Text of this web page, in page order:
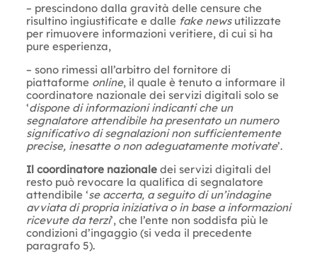
– prescindono dalla gravità delle censure che
risultino ingiustificate e dalle fake newsutilizzate
per rimuovere informazioni veritiere, di cui si ha
pure esperienza,
– sono rimessi all’arbitro del fornitore di
piattaforme online, il quale è tenuto a informare il
coordinatore nazionale dei servizi digitali solo se
‘dispone di informazioni indicanti che un
segnalatore attendibile ha presentato un numero
significativo di segnalazioni non sufficientemente
precise, inesatte o non adeguatamente motivate’.
Il coordinatore nazionaledei servizi digitali del
resto può revocare la qualifica di segnalatore
attendibile ‘se accerta, a seguito di un’indagine
avviata di propria iniziativa o in base a informazioni
ricevute da terzi’, che l’ente non soddisfa più le
condizioni d’ingaggio (si veda il precedente
paragrafo 5).